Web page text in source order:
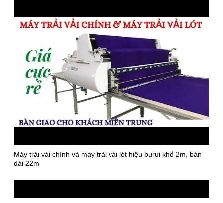
Máy trải vải chính và máy trải vải lót hiệu burui khổ 2m, bàn
dài 22m